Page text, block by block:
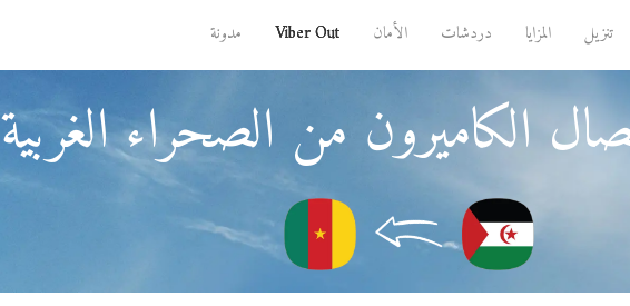
تنزيل المزايا دردشات الأمان Viber Out مدونة
الكاميرون من الصحراء الغربية